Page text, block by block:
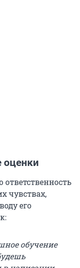
оценки
чувствах,
его
обучение